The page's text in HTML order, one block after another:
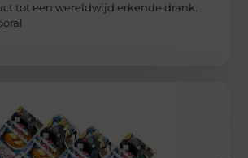
tot een wereldwijd erkende drank.